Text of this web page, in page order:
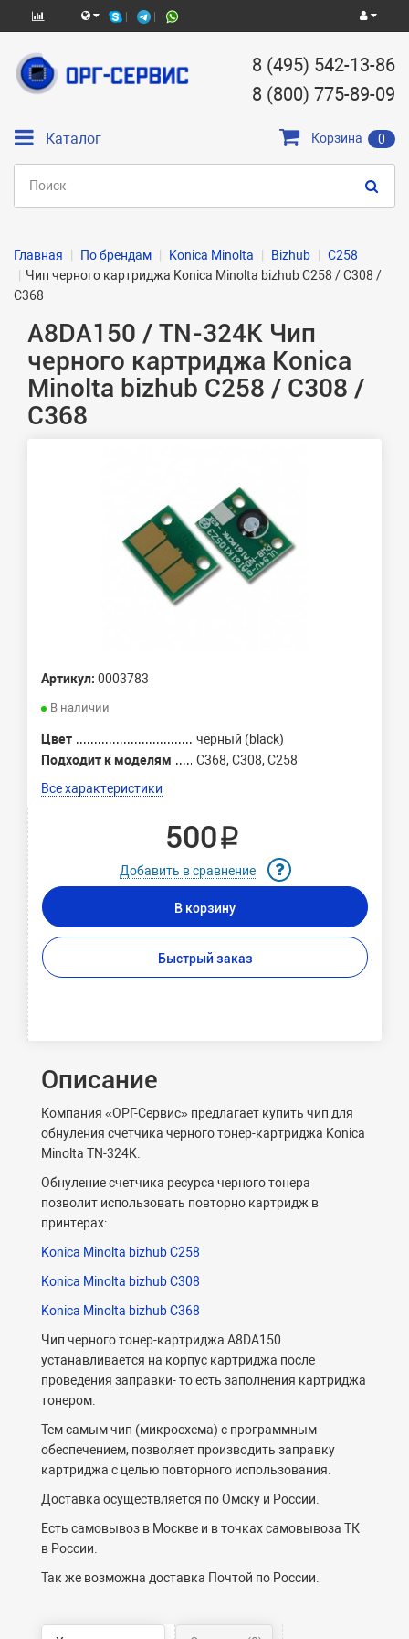
8 (495) 542-13-86
8 (800) 775-89-09
Каталог Корзина 0
Главная По брендам Konica Minolta Bizhub
C258
Чип черного картриджа Konica Minolta bizhub C258 / C308 /
C368
A8DA150 / TN-324K Чип
черного картриджа Konica
Minolta bizhub C258 / C308 /
C368
Артикул: 0003783
В наличии
Цвет
черный (black)
Подходит к моделям
C368, C308, C258
Все характеристики
500 ₽
Добавить в сравнение
В корзину
Быстрый заказ
Описание
Компания «ОРГ-Сервис» предлагает купить чип для
обнуления счетчика черного тонер-картриджа Konica
Minolta TN-324K.
Обнуление счетчика ресурса черного тонера
позволит использовать повторно картридж в
принтерах:
Konica Minolta bizhub C258
Konica Minolta bizhub C308
Konica Minolta bizhub C368
Чип черного тонер-картриджа A8DA150
устанавливается на корпус картриджа после
проведения заправки- то есть заполнения картриджа
тонером.
Тем самым чип (микросхема) с программным
обеспечением, позволяет производить заправку
картриджа с целью повторного использования.
Доставка осуществляется по Омску и России.
Есть самовывоз в Москве и в точках самовывоза ТК
в России.
Так же возможна доставка Почтой по России.